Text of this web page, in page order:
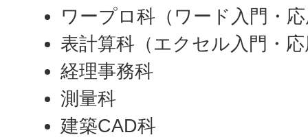
ワープロ科（ワード入門・
表計算科（エクセル入門・
経理事務科
測量科
建築CAD科